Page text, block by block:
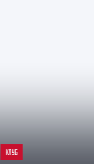
КЛУБ